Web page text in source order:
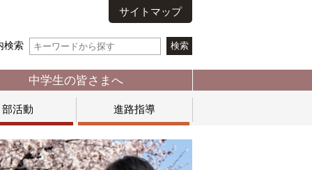
サイトマップ
検索
中学生の皆さまへ
部活動 進路指導